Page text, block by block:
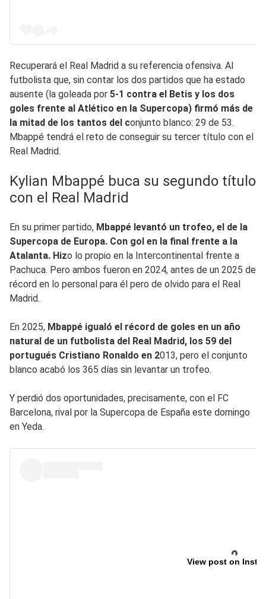
Recuperará el Real Madrid a su referencia ofensiva. Al
futbolista que, sin contar los dos partidos que ha estado
ausente (la goleada por 5-1 contra el Betis y los dos
goles frente al Atlético en la Supercopa) firmó más de
la mitad de los tantos del conjunto blanco: 29 de 53.
Mbappé tendrá el reto de conseguir su tercer título con el
Real Madrid.
Kylian Mbappé buca su segundo título
con el Real Madrid
En su primer partido, Mbappé levantó un trofeo, el de la
Supercopa de Europa. Con gol en la final frente a la
Atalanta. Hizo lo propio en la Intercontinental frente a
Pachuca. Pero ambos fueron en 2024, antes de un 2025 de
récord en lo personal para él pero de olvido para el Real
Madrid.
En 2025, Mbappé igualó el récord de goles en un año
natural de un futbolista del Real Madrid, los 59 del
portugués Cristiano Ronaldo en 2013, pero el conjunto
blanco acabó los 365 días sin levantar un trofeo.
Y perdió dos oportunidades, precisamente, con el FC
Barcelona, rival por la Supercopa de España este domingo
en Yeda.
View post on